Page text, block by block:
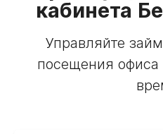
кабинета
Управляйте
посещения офиса